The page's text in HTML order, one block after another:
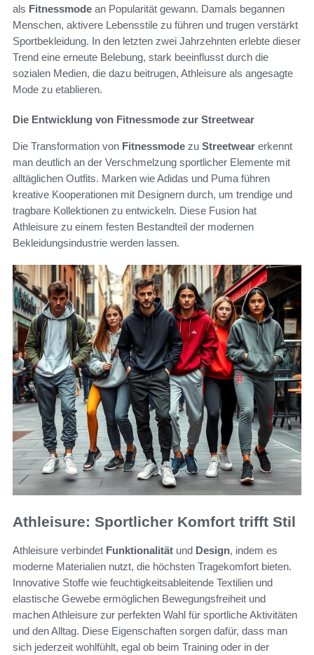
als Fitnessmode an Popularität gewann. Damals begannen
Menschen, aktivere Lebensstile zu führen und trugen verstärkt
Sportbekleidung. In den letzten zwei Jahrzehnten erlebte dieser
Trend eine erneute Belebung, stark beeinflusst durch die
sozialen Medien, die dazu beitrugen, Athleisure als angesagte
Mode zu etablieren.
Die Entwicklung von Fitnessmode zur Streetwear
Die Transformation von Fitnessmode zu Streetwear erkennt
man deutlich an der Verschmelzung sportlicher Elemente mit
alltäglichen Outfits. Marken wie Adidas und Puma führen
kreative Kooperationen mit Designern durch, um trendige und
tragbare Kollektionen zu entwickeln. Diese Fusion hat
Athleisure zu einem festen Bestandteil der modernen
Bekleidungsindustrie werden lassen.
Athleisure: Sportlicher Komfort trifft Stil
Athleisure verbindet Funktionalität und Design, indem es
moderne Materialien nutzt, die höchsten Tragekomfort bieten.
Innovative Stoffe wie feuchtigkeitsableitende Textilien und
elastische Gewebe ermöglichen Bewegungsfreiheit und
machen Athleisure zur perfekten Wahl für sportliche Aktivitäten
und den Alltag. Diese Eigenschaften sorgen dafür, dass man
sich jederzeit wohlfühlt, egal ob beim Training oder in der